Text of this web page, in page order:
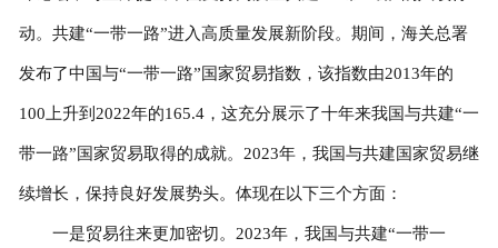
动。共建“一带一路”进入高质量发展新阶段。期间，海关总署
发布了中国与“一带一路”国家贸易指数，该指数由2013年的
100上升到2022年的165.4，这充分展示了十年来我国与共建“一
带一路”国家贸易取得的成就。2023年，我国与共建国家贸易继
续增长，保持良好发展势头。体现在以下三个方面：
一是贸易往来更加密切。2023年，我国与共建“一带一